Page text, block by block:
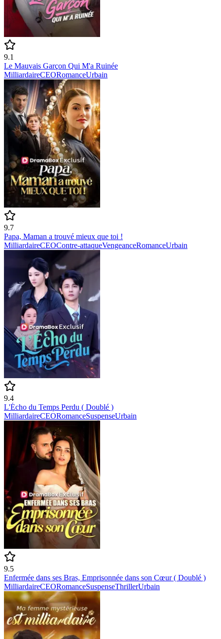
9.1
Le Mauvais Garçon Qui M'a Ruinée
MilliardaireCEORomanceUrbain
9.7
Papa, Maman a trouvé mieux que toi !
MilliardaireCEOContre-attaqueVengeanceRomanceUrbain
9.4
L'Écho du Temps Perdu ( Doublé )
MilliardaireCEORomanceSuspenseUrbain
9.5
Enfermée dans ses Bras, Emprisonnée dans son Cœur ( Doublé )
MilliardaireCEORomanceSuspenseThrillerUrbain